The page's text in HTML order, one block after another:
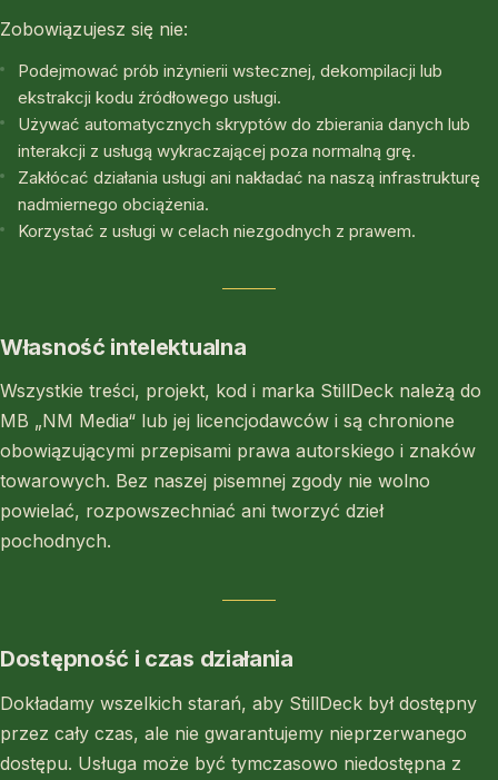
Zobowiązujesz się nie:
Podejmować prób inżynierii wstecznej, dekompilacji lub
ekstrakcji kodu źródłowego usługi.
Używać automatycznych skryptów do zbierania danych lub
interakcji z usługą wykraczającej poza normalną grę.
Zakłócać działania usługi ani nakładać na naszą infrastrukturę
nadmiernego obciążenia.
Korzystać z usługi w celach niezgodnych z prawem.
Własność intelektualna
Wszystkie treści, projekt, kod i marka StillDeck należą do
MB „NM Media“ lub jej licencjodawców i są chronione
obowiązującymi przepisami prawa autorskiego i znaków
towarowych. Bez naszej pisemnej zgody nie wolno
powielać, rozpowszechniać ani tworzyć dzieł
pochodnych.
Dostępność i czas działania
Dokładamy wszelkich starań, aby StillDeck był dostępny
przez cały czas, ale nie gwarantujemy nieprzerwanego
dostępu. Usługa może być tymczasowo niedostępna z